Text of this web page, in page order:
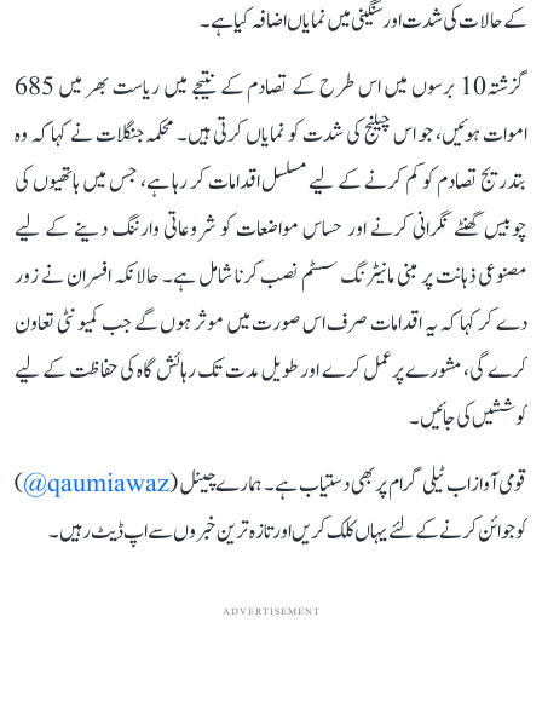
کے حالات کی شدت اور سنگینی میں نمایاں اضافہ کیا ہے۔
گزشتہ10 برسوں میں اس طرح کے تصادم کے نتیجے میں ریاست بھر میں 685
اموات ہوئیں، جو اس چیلنج کی شدت کو نمایاں کرتی ہیں۔ محکمہ جنگلات نے کہا کہ وہ
بتدریج تصادم کو کم کرنے کے لیے مسلسل اقدامات کر رہا ہے، جس میں ہاتھیوں کی
چوبیس گھنٹے نگرانی کرنے اور حساس مواضعات کو شروعاتی وارننگ دینے کے لیے
مصنوعی ذہانت پر مبنی مانیٹرنگ سسٹم نصب کرنا شامل ہے۔ حالانکہ افسران نے زور
دے کر کہا کہ یہ اقدامات صرف اس صورت میں موثر ہوں گے جب کمیونٹی تعاون
کرے گی، مشورے پرعمل کرے اور طویل مدت تک رہائش گاہ کی حفاظت کے لیے
کوششیں کی جائیں۔
قومی آواز اب ٹیلی گرام پر بھی دستیاب ہے۔ ہمارے چینل (qaumiawaz@
)
کو جوائن کرنے کے لئے یہاں کلک کریں اور تازہ ترین خبروں سے اپ ڈیٹ رہیں۔
ADVERTISEMENT